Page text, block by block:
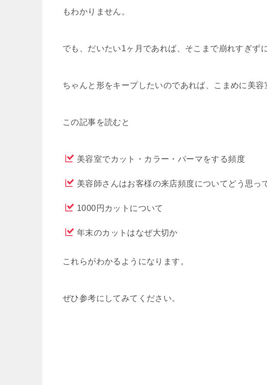
もわかりません。
でも、だいたい1ヶ月であれば、そこまで崩れすぎず
ちゃんと形をキープしたいのであれば、こまめに美容
この記事を読むと
美容室でカット・カラー・パーマをする頻度
美容師さんはお客様の来店頻度についてどう思っ
1000円カットについて
年末のカットはなぜ大切か
これらがわかるようになります。
ぜひ参考にしてみてください。